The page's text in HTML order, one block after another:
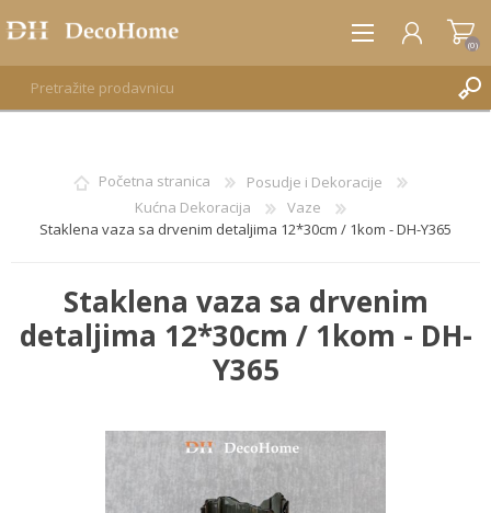
REGISTRUJTE SE
(0)
Početna stranica
Posudje i Dekoracije
Kućna Dekoracija
Vaze
Staklena vaza sa drvenim detaljima 12*30cm / 1kom - DH-Y365
Staklena vaza sa drvenim
detaljima 12*30cm / 1kom - DH-
Y365